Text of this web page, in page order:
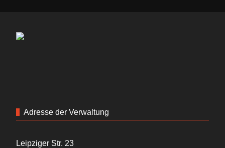
Adresse der Verwaltung
Leipziger Str. 23